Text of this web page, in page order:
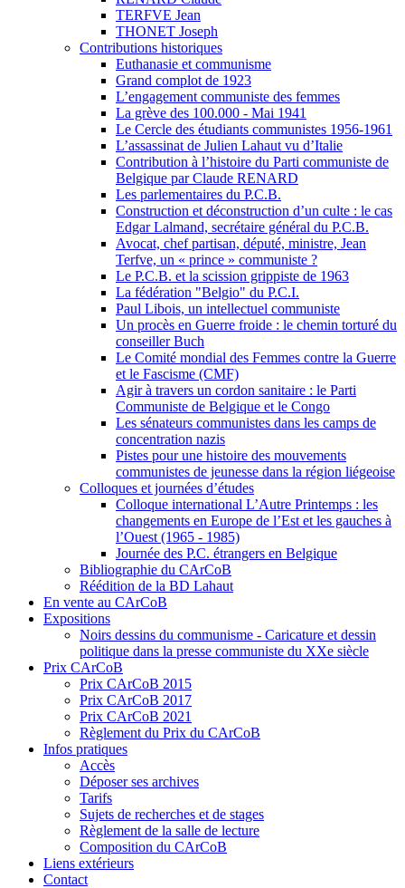
TERFVE Jean
THONET Joseph
Contributions historiques
Euthanasie et communisme
Grand complot de 1923
L’engagement communiste des femmes
La grève des 100.000 - Mai 1941
Le Cercle des étudiants communistes 1956-1961
L’assassinat de Julien Lahaut vu d’Italie
Contribution à l’histoire du Parti communiste de
Belgique par Claude RENARD
Les parlementaires du P.C.B.
Construction et déconstruction d’un culte : le cas
Edgar Lalmand, secrétaire général du P.C.B.
Avocat, chef partisan, député, ministre, Jean
Terfve, un « prince » communiste ?
Le P.C.B. et la scission grippiste de 1963
La fédération "Belgio" du P.C.I.
Paul Libois, un intellectuel communiste
Un procès en Guerre froide : le chemin torturé du
conseiller Buch
Le Comité mondial des Femmes contre la Guerre
et le Fascisme (CMF)
Agir à travers un cordon sanitaire : le Parti
Communiste de Belgique et le Congo
Les sénateurs communistes dans les camps de
concentration nazis
Pistes pour une histoire des mouvements
communistes de jeunesse dans la région liégeoise
Colloques et journées d’études
Colloque international L’Autre Printemps : les
changements en Europe de l’Est et les gauches à
l’Ouest (1965 - 1985)
Journée des P.C. étrangers en Belgique
Bibliographie du CArCoB
Réédition de la BD Lahaut
En vente au CArCoB
Expositions
Noirs dessins du communisme - Caricature et dessin
politique dans la presse communiste du XXe siècle
Prix CArCoB
Prix CArCoB 2015
Prix CArCoB 2017
Prix CArCoB 2021
Règlement du Prix du CArCoB
Infos pratiques
Accès
Déposer ses archives
Tarifs
Sujets de recherches et de stages
Règlement de la salle de lecture
Composition du CArCoB
Liens extérieurs
Contact